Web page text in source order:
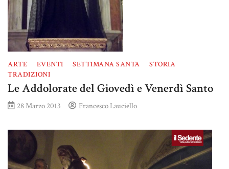
ARTE EVENTI SETTIMANA SANTA
STORIA
TRADIZIONI
Le Addolorate del Giovedì e Venerdì Santo
28 Marzo 2013 Francesco Lauciello